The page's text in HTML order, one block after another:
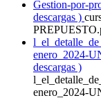
Gestion-por-
descargas )
enero_2024-
descargas )
enero_2024-